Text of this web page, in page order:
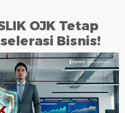
OJK Tetap
Bisnis!